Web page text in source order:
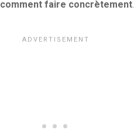
comment faire concrètement.